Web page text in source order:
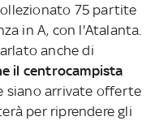
75 partite
in A, con l'Atalanta.
anche di
il centrocampista
siano arrivate offerte
per riprendere gli